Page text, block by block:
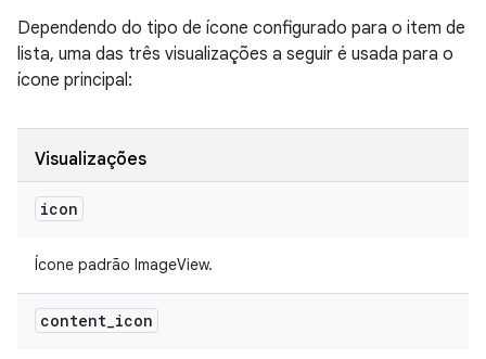
Dependendo do tipo de ícone configurado para o item de
lista, uma das três visualizações a seguir é usada para o
ícone principal:
Visualizações
icon
Ícone padrão ImageView.
content_icon